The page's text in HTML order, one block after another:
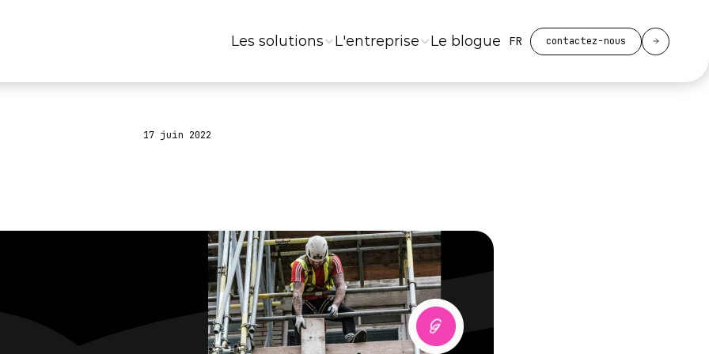
Les solutions L'entreprise Le blogue
Select Language
FR contactez-nous
17 juin 2022